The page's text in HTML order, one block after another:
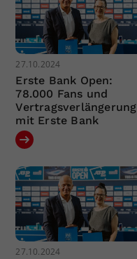
27.10.2024
Erste Bank Open:
78.000 Fans und
Vertragsverlängerung
mit Erste Bank
27.10.2024